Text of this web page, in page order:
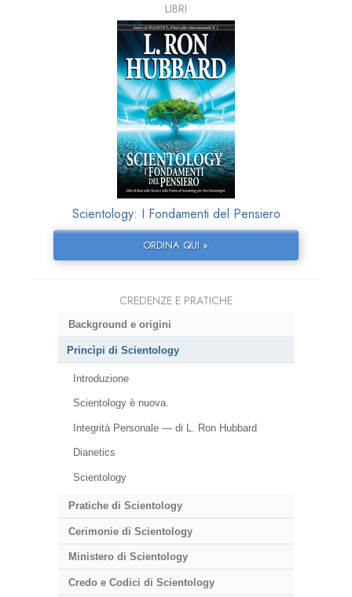
LIBRI
Scientology: I Fondamenti del Pensiero
ORDINA QUI »
CREDENZE E PRATICHE
Background e origini
Princìpi di Scientology
Introduzione
Scientology è nuova.
Integrità Personale — di L. Ron Hubbard
Dianetics
Scientology
Pratiche di Scientology
Cerimonie di Scientology
Ministero di Scientology
Credo e Codici di Scientology